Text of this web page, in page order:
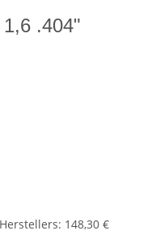
.404"
: 148,30 €